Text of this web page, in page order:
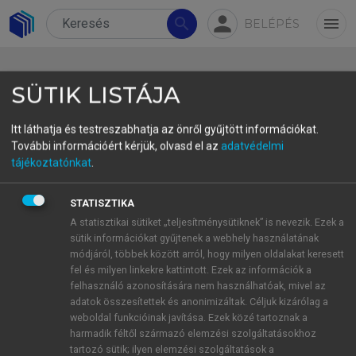
search person BELÉPÉS menu
Felhasznált irodalom
Brooks, T. (2013): Introduction to Climate Change
Justice.Political Science and Politics.1, 9–12.
Caney, S. (2014): Two Kinds of Climate Justice:
Avoiding Harm and Sharing Burdens.The Journal
of Political Philosophy.2, 125–149.
Eckert, E. – Kovalevska, O. (2021): Sustainability in
the European Union: Analyzing the discourse of
the European Green Deal.Journal of Risk and
SÜTIK LISTÁJA
Itt láthatja és testreszabhatja az önről gyűjtött információkat.
További információért kérjük, olvasd el az adatvédelmi
tájékoztatónkat.
STATISZTIKA
A statisztikai sütiket „teljesítménysütiknek” is nevezik. Ezek a
sütik információkat gyűjtenek a webhely használatának
módjáról, többek között arról, hogy milyen oldalakat keresett
fel és milyen linkekre kattintott. Ezek az információk a
felhasználó azonosítására nem használhatóak, mivel az
adatok összesítettek és anonimizáltak. Céljuk kizárólag a
weboldal funkcióinak javítása. Ezek közé tartoznak a
harmadik féltől származó elemzési szolgáltatásokhoz
tartozó sütik; ilyen elemzési szolgáltatások a